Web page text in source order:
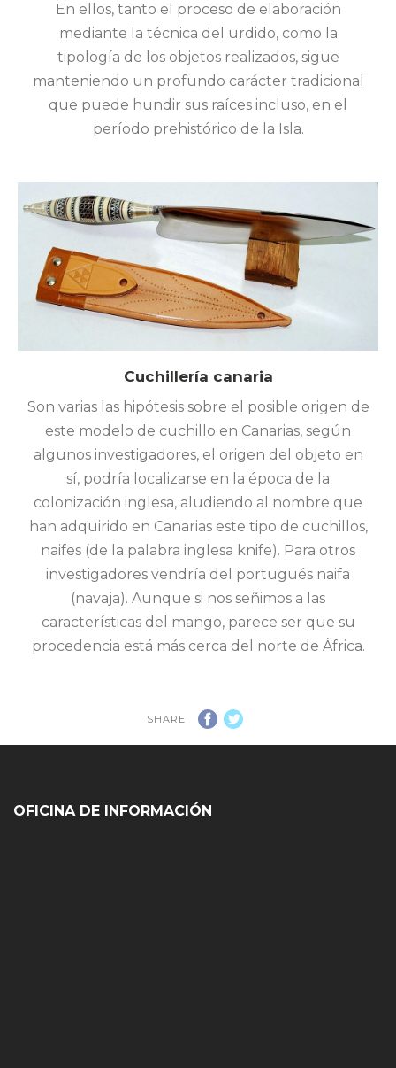
En ellos, tanto el proceso de elaboración
mediante la técnica del urdido, como la
tipología de los objetos realizados, sigue
manteniendo un profundo carácter tradicional
que puede hundir sus raíces incluso, en el
período prehistórico de la Isla.
Cuchillería canaria
Son varias las hipótesis sobre el posible origen de
este modelo de cuchillo en Canarias, según
algunos investigadores, el origen del objeto en
sí, podría localizarse en la época de la
colonización inglesa, aludiendo al nombre que
han adquirido en Canarias este tipo de cuchillos,
naifes (de la palabra inglesa knife). Para otros
investigadores vendría del portugués naifa
(navaja). Aunque si nos señimos a las
características del mango, parece ser que su
procedencia está más cerca del norte de África.
SHARE
OFICINA DE INFORMACIÓN